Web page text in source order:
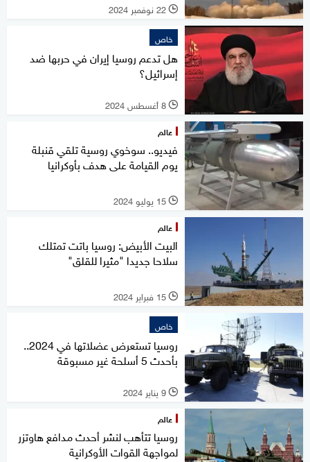
l 22 نوفمبر 2024
خاص
هل تدعم روسيا إيران في حربها ضد
إسرائيل؟
l 8 أغسطس 2024
عالم
فيديو.. سوخوي روسية تلقي قنبلة
يوم القيامة على هدف بأوكرانيا
l 15 يوليو 2024
عالم
البيت الأبيض: روسيا باتت تمتلك
سلاحا جديدا "مثيرا للقلق"
l 15 فبراير 2024
خاص
روسيا تستعرض عضلاتها في 2024..
بأحدث 5 أسلحة غير مسبوقة
l 9 يناير 2024
عالم
روسيا تتأهب لنشر أحدث مدافع هاوتزر
لمواجهة القوات الأوكرانية